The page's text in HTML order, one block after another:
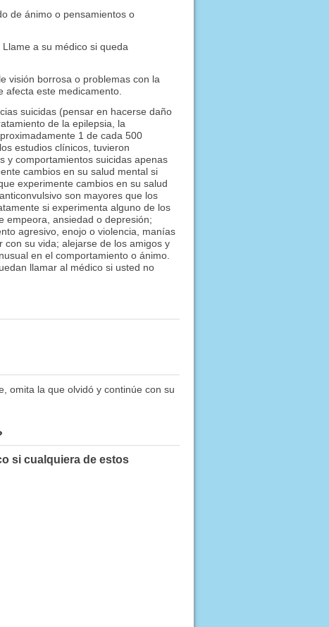
de ánimo o pensamientos o
a su médico si queda
visión borrosa o problemas con la
este medicamento.
suicidas (pensar en hacerse daño
de la epilepsia, la
1 de cada 500
estudios clínicos, tuvieron
y comportamientos suicidas apenas
cambios en su salud mental si
experimente cambios en su salud
son mayores que los
si experimenta alguno de los
empeora, ansiedad o depresión;
agresivo, enojo o violencia, manías
su vida; alejarse de los amigos y
en el comportamiento o ánimo.
llamar al médico si usted no
omita la que olvidó y continúe con su
si cualquiera de estos